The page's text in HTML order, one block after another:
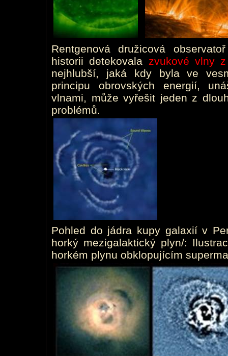
Rentgenová družicová
historii detekovala zvukové vlny
nejhlubší, jaká kdy byla ve
principu obrovských energií,
vlnami, může vyřešit jeden z
problémů.
Pohled do jádra kupy galaxií v
horký mezigalaktický plyn/:
horkém plynu obklopujícím